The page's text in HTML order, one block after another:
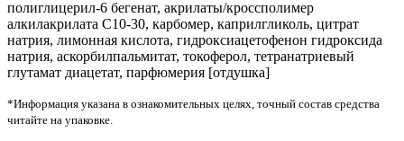
полиглицерил-6 бегенат, акрилаты/кроссполимер
алкилакрилата С10-30, карбомер, каприлгликоль, цитрат
натрия, лимонная кислота, гидроксиацетофенон гидроксида
натрия, аскорбилпальмитат, токоферол, тетранатриевый
глутамат диацетат, парфюмерия [отдушка]
*Информация указана в ознакомительных целях, точный состав средства
читайте на упаковке.